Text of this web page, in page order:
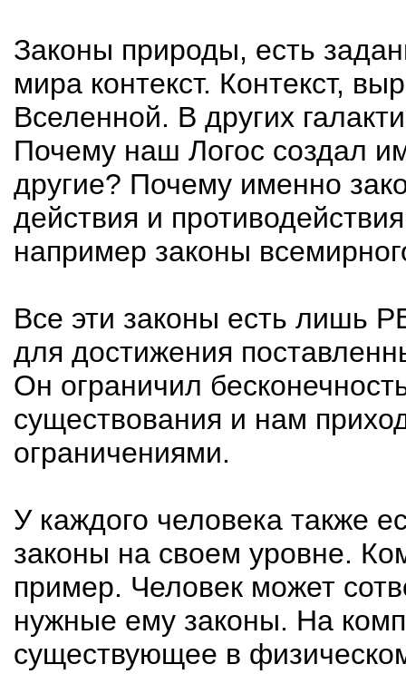
Законы природы, есть
мира контекст. Контекст,
Вселенной. В других
Почему наш Логос создал
другие? Почему именно
действия и
например законы
Все эти законы есть лишь
для достижения
Он ограничил
существования и нам
ограничениями.
У каждого человека также
законы на своем уровне.
пример. Человек может
нужные ему законы. На
существующее в